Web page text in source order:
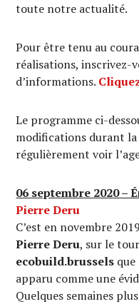
toute notre actualité.
Pour être tenu au
réalisations, inscrivez-
d’informations.
Le programme ci-
modifications durant la
régulièrement voir
06 septembre 2020 –
Pierre Deru
C’est en novembre
Pierre Deru, sur le
ecobuild.brussels
apparu comme une
Quelques semaines